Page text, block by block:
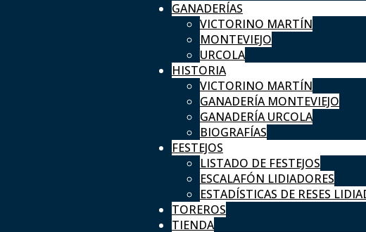
GANADERÍAS
VICTORINO MARTÍN
MONTEVIEJO
URCOLA
HISTORIA
VICTORINO MARTÍN
GANADERÍA MONTEVIEJO
GANADERÍA URCOLA
BIOGRAFÍAS
FESTEJOS
LISTADO DE FESTEJOS
ESCALAFÓN LIDIADORES
ESTADÍSTICAS DE RESES
TOREROS
TIENDA